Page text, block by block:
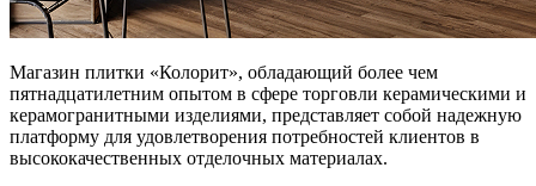
Магазин плитки «Колорит», обладающий более чем
пятнадцатилетним опытом в сфере торговли керамическими и
керамогранитными изделиями, представляет собой надежную
платформу для удовлетворения потребностей клиентов в
высококачественных отделочных материалах.